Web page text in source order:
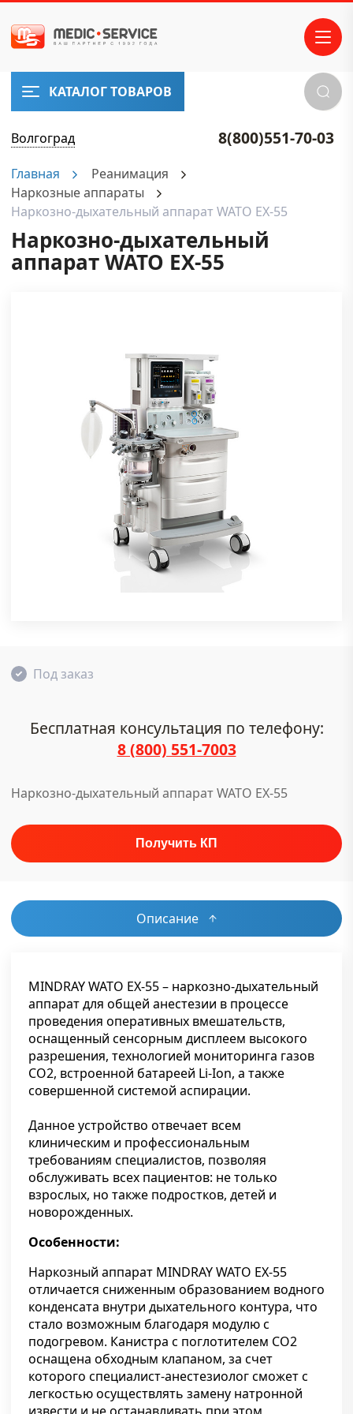
КАТАЛОГ ТОВАРОВ
Волгоград 8(800)551-70-03
Главная
Реанимация
Наркозные аппараты
Наркозно-дыхательный аппарат WATO EX-55
Наркозно-дыхательный
аппарат WATO EX-55
Под заказ
Бесплатная консультация по телефону:
8 (800) 551-7003
Наркозно-дыхательный аппарат WATO EX-55
Описание
MINDRAY WATO EX-55 – наркозно-дыхательный
аппарат для общей анестезии в процессе
проведения оперативных вмешательств,
оснащенный сенсорным дисплеем высокого
разрешения, технологией мониторинга газов
CO2, встроенной батареей Li-Ion, а также
совершенной системой аспирации.
Данное устройство отвечает всем
клиническим и профессиональным
требованиям специалистов, позволяя
обслуживать всех пациентов: не только
взрослых, но также подростков, детей и
новорожденных.
Особенности:
Наркозный аппарат MINDRAY WATO EX-55
отличается сниженным образованием водного
конденсата внутри дыхательного контура, что
стало возможным благодаря модулю с
подогревом. Канистра с поглотителем CO2
оснащена обходным клапаном, за счет
которого специалист-анестезиолог сможет с
легкостью осуществлять замену натронной